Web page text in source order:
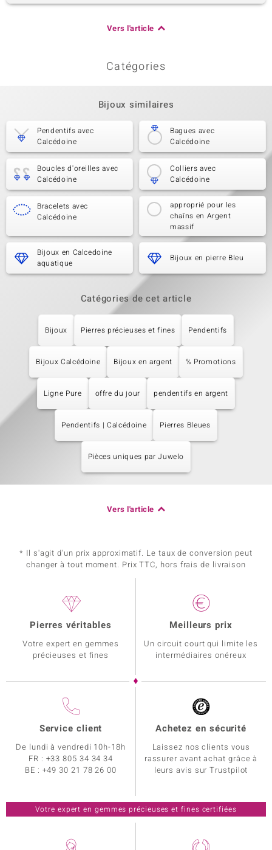
Vers l'article
Catégories
Bijoux similaires
Pendentifs avec
Calcédoine
Bagues avec
Calcédoine
Boucles d'oreilles avec
Calcédoine
Colliers avec
Calcédoine
Bracelets avec
Calcédoine
approprié pour les
chaîns en Argent
massif
Bijoux en Calcedoine
aquatique
Bijoux en pierre Bleu
Catégories de cet article
Bijoux Pierres précieuses et fines Pendentifs
Bijoux Calcédoine Bijoux en argent % Promotions
Ligne Pure offre du jour pendentifs en argent
Pendentifs | Calcédoine Pierres Bleues
Pièces uniques par Juwelo
Vers l'article
* Il s'agit d'un prix approximatif. Le taux de conversion peut
changer à tout moment. Prix TTC, hors frais de livraison
Pierres véritables
Votre expert en gemmes
précieuses et fines
Meilleurs prix
Un circuit court qui limite les
intermédiaires onéreux
Service client
De lundi à vendredi 10h-18h
FR : +33 805 34 34 34
BE : +49 30 21 78 26 00
Achetez en sécurité
Laissez nos clients vous
rassurer avant achat grâce à
leurs avis sur Trustpilot
Votre expert en gemmes précieuses et fines certifiées